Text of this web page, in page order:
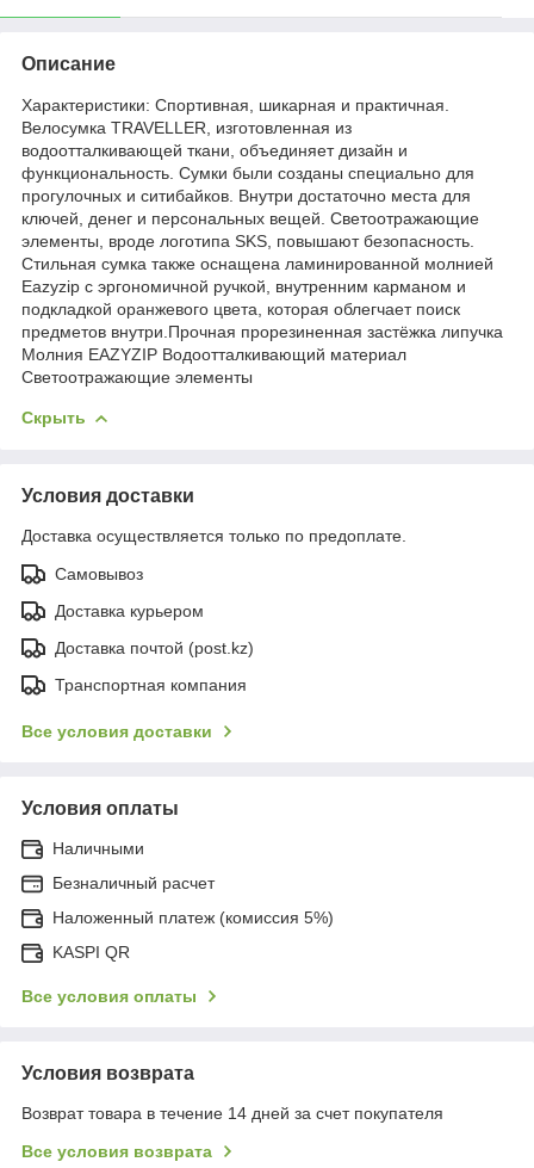
Описание
Характеристики: Спортивная, шикарная и практичная.
Велосумка TRAVELLER, изготовленная из
водоотталкивающей ткани, объединяет дизайн и
функциональность. Сумки были созданы специально для
прогулочных и ситибайков. Внутри достаточно места для
ключей, денег и персональных вещей. Светоотражающие
элементы, вроде логотипа SKS, повышают безопасность.
Стильная сумка также оснащена ламинированной молнией
Eazyzip с эргономичной ручкой, внутренним карманом и
подкладкой оранжевого цвета, которая облегчает поиск
предметов внутри.Прочная прорезиненная застёжка липучка
Молния EAZYZIP Водоотталкивающий материал
Светоотражающие элементы
Скрыть
Условия доставки
Доставка осуществляется только по предоплате.
Самовывоз
Доставка курьером
Доставка почтой (post.kz)
Транспортная компания
Все условия доставки
Условия оплаты
Наличными
Безналичный расчет
Наложенный платеж (комиссия 5%)
KASPI QR
Все условия оплаты
Условия возврата
Возврат товара в течение 14 дней за счет покупателя
Все условия возврата